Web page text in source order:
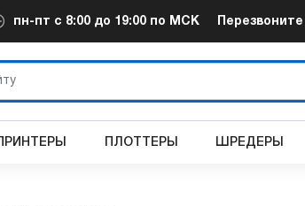
пн-пт с 8:00 до 19:00 по МСК
ПРИНТЕРЫ ПЛОТТЕРЫ ШРЕДЕРЫ